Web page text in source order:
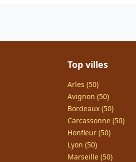
Top villes
Arles (50)
Avignon (50)
Bordeaux (50)
Carcassonne (50)
Honfleur (50)
Lyon (50)
Marseille (50)